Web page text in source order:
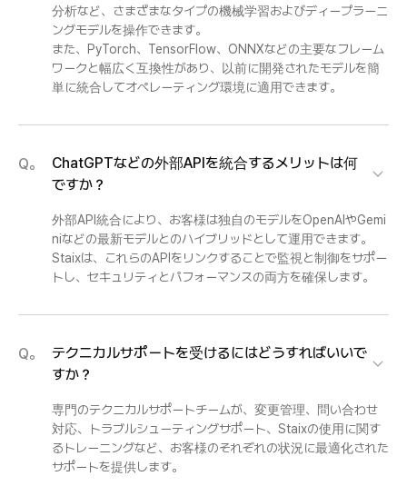
分析など、さまざまなタイプの機械学習およびディープラーニ
ングモデルを操作できます。
また、PyTorch、TensorFlow、ONNXなどの主要なフレーム
ワークと幅広く互換性があり、以前に開発されたモデルを簡
単に統合してオペレーティング環境に適用できます。
Q。
ChatGPTなどの外部APIを統合するメリットは何
ですか？
外部API統合により、お客様は独自のモデルをOpenAIやGemi
niなどの最新モデルとのハイブリッドとして運用できます。
Staixは、これらのAPIをリンクすることで監視と制御をサポー
トし、セキュリティとパフォーマンスの両方を確保します。
Q。
テクニカルサポートを受けるにはどうすればいいで
すか？
専門のテクニカルサポートチームが、変更管理、問い合わせ
対応、トラブルシューティングサポート、Staixの使用に関す
るトレーニングなど、お客様のそれぞれの状況に最適化された
サポートを提供します。